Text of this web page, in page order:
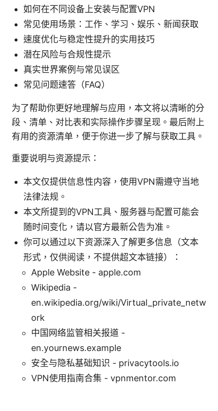
如何在不同设备上安装与配置VPN
常见使用场景：工作、学习、娱乐、新闻获取
速度优化与稳定性提升的实用技巧
潜在风险与合规性提示
真实世界案例与常见误区
常见问题速答（FAQ）
为了帮助你更好地理解与应用，本文将以清晰的分
段、清单、对比表和实际操作步骤呈现。最后附上
有用的资源清单，便于你进一步了解与获取工具。
重要说明与资源提示：
本文仅提供信息性内容，使用VPN需遵守当地
法律法规。
本文所提到的VPN工具、服务器与配置可能会
随时间变化，请以官方最新公告为准。
你可以通过以下资源深入了解更多信息（文本
形式，仅供阅读，不提供超文本链接）：
Apple Website - apple.com
Wikipedia -
en.wikipedia.org/wiki/Virtual_private_netw
ork
中国网络监管相关报道 -
en.yournews.example
安全与隐私基础知识 - privacytools.io
VPN使用指南合集 - vpnmentor.com